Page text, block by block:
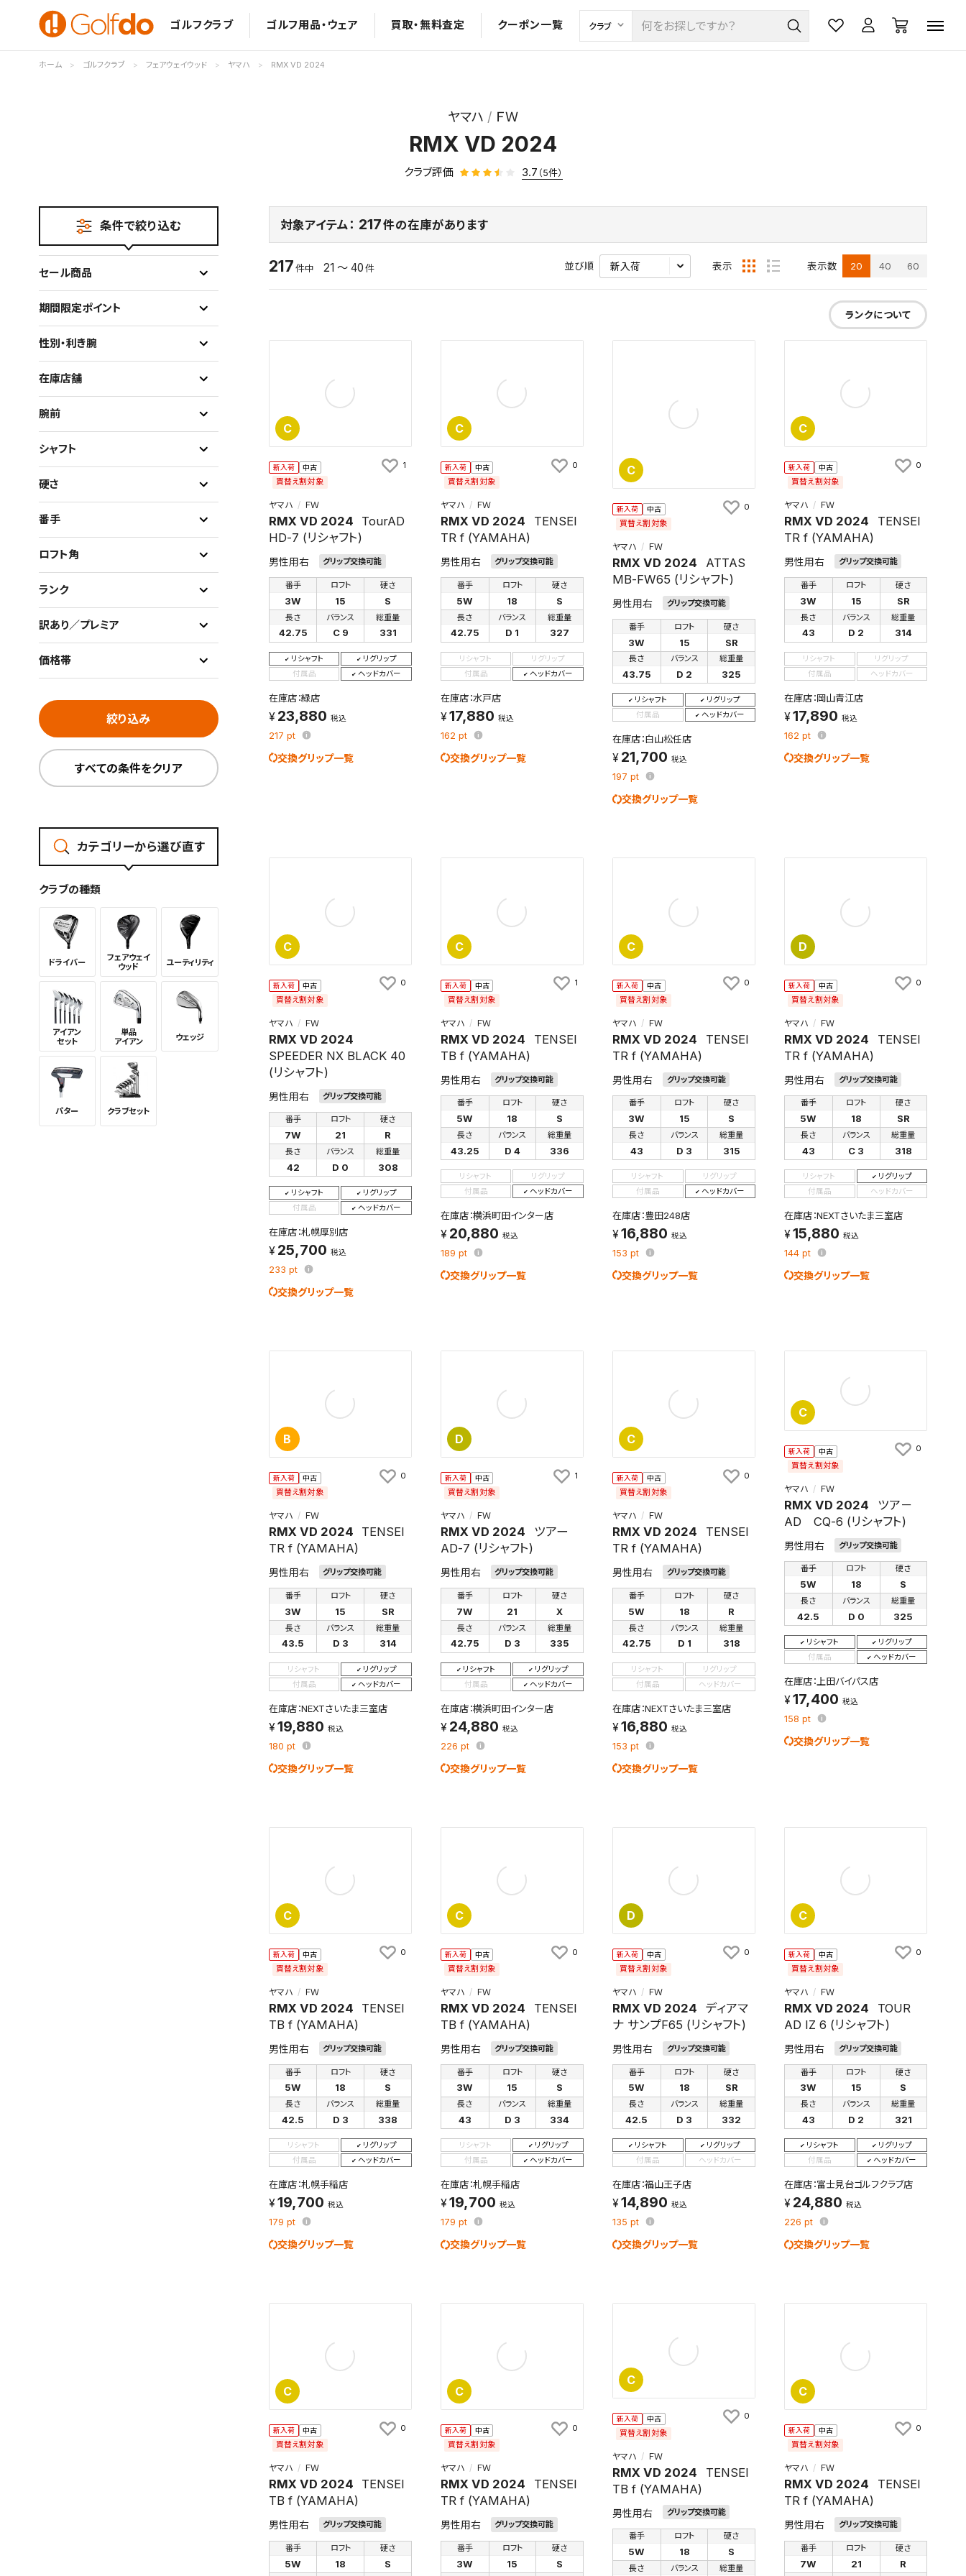
ゴルフクラブ ゴルフ用品・ウェア 買取・無料査定 クーポン一覧
ホーム ゴルフクラブ フェアウェイウッド ヤマハ RMX VD 2024
ヤマハ ＦＷ
RMX VD 2024
クラブ評価 3.7 （5件）
対象アイテム： 217件の在庫があります
217 件中 21 ～ 40 件 並び順 表示 表示数 20 40 60
ランクについて
C
新入荷 中古
買替え割対象
ヤマハ ＦＷ
RMX VD 2024
TourAD
HD-7 (リシャフト)
男性用右 グリップ交換可能
番手
3W
ロフト
15
硬さ
S
長さ
42.75
バランス
C 9
総重量
331
リシャフト
リグリップ
付属品
ヘッドカバー
在庫店：緑店
23,880 税込
217 pt
交換グリップ一覧
1
C
新入荷 中古
買替え割対象
ヤマハ ＦＷ
RMX VD 2024
TENSEI
TR f (YAMAHA)
男性用右 グリップ交換可能
番手
5W
ロフト
18
硬さ
S
長さ
42.75
バランス
D 1
総重量
327
リシャフト
リグリップ
付属品
ヘッドカバー
在庫店：水戸店
17,880 税込
162 pt
交換グリップ一覧
0 C
新入荷 中古
買替え割対象
ヤマハ ＦＷ
RMX VD 2024
ATTAS
MB-FW65 (リシャフト)
男性用右 グリップ交換可能
番手
3W
ロフト
15
硬さ
SR
長さ
43.75
バランス
D 2
総重量
325
リシャフト
リグリップ
付属品
ヘッドカバー
在庫店：白山松任店
21,700 税込
197 pt
交換グリップ一覧
0
C
新入荷 中古
買替え割対象
ヤマハ ＦＷ
RMX VD 2024
TENSEI
TR f (YAMAHA)
男性用右 グリップ交換可能
番手
3W
ロフト
15
硬さ
SR
長さ
43
バランス
D 2
総重量
314
リシャフト
リグリップ
付属品
ヘッドカバー
在庫店：岡山青江店
17,890 税込
162pt
交換グリップ一覧
0
C
新入荷 中古
買替え割対象
ヤマハ ＦＷ
RMX VD 2024
SPEEDER NX BLACK 40
(リシャフト)
男性用右 グリップ交換可能
番手
7W
ロフト
21
硬さ
R
長さ
42
バランス
D 0
総重量
308
リシャフト
リグリップ
付属品
ヘッドカバー
在庫店：札幌厚別店
25,700 税込
233 pt
交換グリップ一覧
0
C
新入荷 中古
買替え割対象
ヤマハ ＦＷ
RMX VD 2024
TENSEI
TB f (YAMAHA)
男性用右 グリップ交換可能
番手
5W
ロフト
18
硬さ
S
長さ
43.25
バランス
D 4
総重量
336
リシャフト
リグリップ
付属品
ヘッドカバー
在庫店：横浜町田インター店
20,880 税込
189 pt
交換グリップ一覧
1
C
新入荷 中古
買替え割対象
ヤマハ ＦＷ
RMX VD 2024
TENSEI
TR f (YAMAHA)
男性用右 グリップ交換可能
番手
3W
ロフト
15
硬さ
S
長さ
43
バランス
D 3
総重量
315
リシャフト
リグリップ
付属品
ヘッドカバー
在庫店：豊田248店
16,880 税込
153 pt
交換グリップ一覧
0
D
新入荷 中古
買替え割対象
ヤマハ ＦＷ
RMX VD 2024
TENSEI
TR f (YAMAHA)
男性用右 グリップ交換可能
番手
5W
ロフト
18
硬さ
SR
長さ
43
バランス
C 3
総重量
318
リシャフト
リグリップ
付属品
ヘッドカバー
在庫店：NEXTさいたま三室店
15,880 税込
144pt
交換グリップ一覧
0
B
新入荷 中古
買替え割対象
ヤマハ ＦＷ
RMX VD 2024
TENSEI
TR f (YAMAHA)
男性用右 グリップ交換可能
番手
3W
ロフト
15
硬さ
SR
長さ
43.5
バランス
D 3
総重量
314
リシャフト
リグリップ
付属品
ヘッドカバー
在庫店：NEXTさいたま三室店
19,880 税込
180 pt
交換グリップ一覧
0
D
新入荷 中古
買替え割対象
ヤマハ ＦＷ
RMX VD 2024
ツアー
AD-7 (リシャフト)
男性用右 グリップ交換可能
番手
7W
ロフト
21
硬さ
X
長さ
42.75
バランス
D 3
総重量
335
リシャフト
リグリップ
付属品
ヘッドカバー
在庫店：横浜町田インター店
24,880 税込
226 pt
交換グリップ一覧
1
C
新入荷 中古
買替え割対象
ヤマハ ＦＷ
RMX VD 2024
TENSEI
TR f (YAMAHA)
男性用右 グリップ交換可能
番手
5W
ロフト
18
硬さ
R
長さ
42.75
バランス
D 1
総重量
318
リシャフト
リグリップ
付属品
ヘッドカバー
在庫店：NEXTさいたま三室店
16,880 税込
153 pt
交換グリップ一覧
0
C
新入荷 中古
買替え割対象
ヤマハ ＦＷ
RMX VD 2024
ツア－
AD CQ-6 (リシャフト)
男性用右 グリップ交換可能
番手
5W
ロフト
18
硬さ
S
長さ
42.5
バランス
D 0
総重量
325
リシャフト
リグリップ
付属品
ヘッドカバー
在庫店：上田バイパス店
17,400 税込
158pt
交換グリップ一覧
0
C
新入荷 中古
買替え割対象
ヤマハ ＦＷ
RMX VD 2024
TENSEI
TB f (YAMAHA)
男性用右 グリップ交換可能
番手
5W
ロフト
18
硬さ
S
長さ
42.5
バランス
D 3
総重量
338
リシャフト
リグリップ
付属品
ヘッドカバー
在庫店：札幌手稲店
19,700 税込
179 pt
交換グリップ一覧
0
C
新入荷 中古
買替え割対象
ヤマハ ＦＷ
RMX VD 2024
TENSEI
TB f (YAMAHA)
男性用右 グリップ交換可能
番手
3W
ロフト
15
硬さ
S
長さ
43
バランス
D 3
総重量
334
リシャフト
リグリップ
付属品
ヘッドカバー
在庫店：札幌手稲店
19,700 税込
179 pt
交換グリップ一覧
0
D
新入荷 中古
買替え割対象
ヤマハ ＦＷ
RMX VD 2024
ディアマ
ナ サンプF65 (リシャフト)
男性用右 グリップ交換可能
番手
5W
ロフト
18
硬さ
SR
長さ
42.5
バランス
D 3
総重量
332
リシャフト
リグリップ
付属品
ヘッドカバー
在庫店：福山王子店
14,890 税込
135 pt
交換グリップ一覧
0
C
新入荷 中古
買替え割対象
ヤマハ ＦＷ
RMX VD 2024
TOUR
AD IZ 6 (リシャフト)
男性用右 グリップ交換可能
番手
3W
ロフト
15
硬さ
S
長さ
43
バランス
D 2
総重量
321
リシャフト
リグリップ
付属品
ヘッドカバー
在庫店：富士見台ゴルフクラブ店
24,880 税込
226pt
交換グリップ一覧
0
C
新入荷 中古
買替え割対象
ヤマハ ＦＷ
RMX VD 2024
TENSEI
TB f (YAMAHA)
男性用右 グリップ交換可能
番手
5W
ロフト
18
硬さ
S
0
C
新入荷 中古
買替え割対象
ヤマハ ＦＷ
RMX VD 2024
TENSEI
TR f (YAMAHA)
男性用右 グリップ交換可能
番手
3W
ロフト
15
硬さ
S
0
C
新入荷 中古
買替え割対象
ヤマハ ＦＷ
RMX VD 2024
TENSEI
TB f (YAMAHA)
男性用右 グリップ交換可能
番手
5W
ロフト
18
硬さ
S
長さ バランス 総重量
0
C
新入荷 中古
買替え割対象
ヤマハ ＦＷ
RMX VD 2024
TENSEI
TR f (YAMAHA)
男性用右 グリップ交換可能
番手
7W
ロフト
21
硬さ
R
0
検索条件を保存
この検索条件をマイページ内「保存検索条件一覧」に保存します。
よく探す商品を、毎回条件指定することなく簡単に開くことができます。
新着通知
新着通知を「する」にすると、この条件に一致する商品が入荷した際に、メール及びお客様
のアカウント内の「お知らせ」で通知します。
保存された検索条件は変更できません。
条件を変更したい場合は、マイページの「保存検索条件一覧」から画面を表示し、条件を変更
の上、保存し直してください。
保存する
検索条件を保存
検索条件を保存しました。
条件で絞り込む
セール商品
期間限定ポイント
性別・利き腕
在庫店舗
腕前
シャフト
硬さ
番手
ロフト角
ランク
訳あり／プレミア
価格帯
絞り込み
すべての条件をクリア
カテゴリーから選び直す
クラブの種類
ドライバー
フェアウェイ
ウッド
ユーティリティ
アイアン
セット
単品
アイアン
ウェッジ
パター クラブセット